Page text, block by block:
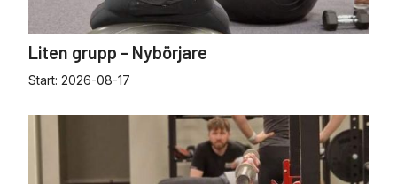
Liten grupp - Nybörjare
Start: 2026-08-17